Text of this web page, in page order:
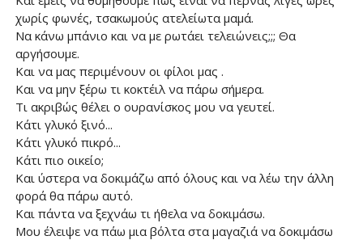
χωρίς φωνές, τσακωμούς ατελείωτα μαμά.
Να κάνω μπάνιο και να με ρωτάει τελειώνεις;;; Θα
αργήσουμε.
Και να μας περιμένουν οι φίλοι μας .
Και να μην ξέρω τι κοκτέιλ να πάρω σήμερα.
Τι ακριβώς θέλει ο ουρανίσκος μου να γευτεί.
Κάτι γλυκό ξινό...
Κάτι γλυκό πικρό...
Κάτι πιο οικείο;
Και ύστερα να δοκιμάζω από όλους και να λέω την άλλη
φορά θα πάρω αυτό.
Και πάντα να ξεχνάω τι ήθελα να δοκιμάσω.
Μου έλειψε να πάω μια βόλτα στα μαγαζιά να δοκιμάσω